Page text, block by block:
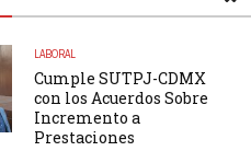
LABORAL
Cumple SUTPJ-CDMX
con los Acuerdos Sobre
Incremento a
Prestaciones